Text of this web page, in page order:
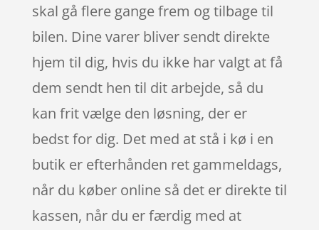
skal gå flere gange frem og tilbage til
bilen. Dine varer bliver sendt direkte
hjem til dig, hvis du ikke har valgt at få
dem sendt hen til dit arbejde, så du
kan frit vælge den løsning, der er
bedst for dig. Det med at stå i kø i en
butik er efterhånden ret gammeldags,
når du køber online så det er direkte til
kassen, når du er færdig med at